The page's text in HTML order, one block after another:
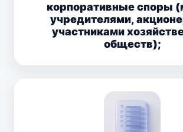
корпоративные споры
учредителями,
участниками
обществ);